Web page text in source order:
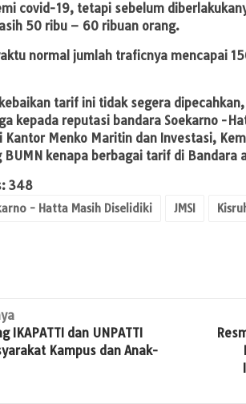
covid-19, tetapi sebelum
50 ribu – 6O ribuan orang.
normal jumlah traficnya mencapai
tarif ini tidak segera
kepada reputasi bandara Soekarno -
Kantor Menko Maritin dan Investasi,
BUMN kenapa berbagai tarif di
348
- Hatta Masih Diselidiki JMSI
IKAPATTI dan UNPATTI
Kampus dan Anak-